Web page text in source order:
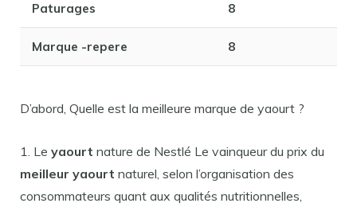
Paturages 8
Marque -repere 8
D’abord, Quelle est la meilleure marque de yaourt ?
1. Le yaourt nature de Nestlé Le vainqueur du prix du
meilleur yaourt naturel, selon l’organisation des
consommateurs quant aux qualités nutritionnelles,